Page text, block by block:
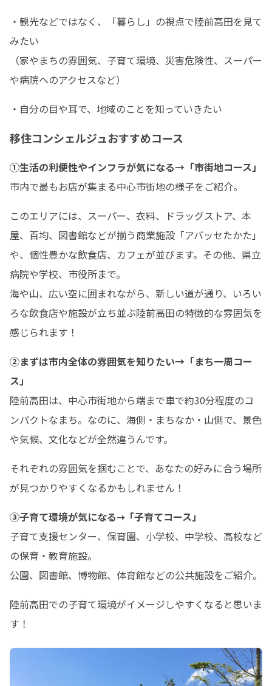
・観光などではなく、「暮らし」の視点で陸前高田を見て
みたい
（家やまちの雰囲気、子育て環境、災害危険性、スーパー
や病院へのアクセスなど）
・自分の目や耳で、地域のことを知っていきたい
移住コンシェルジュおすすめコース
①生活の利便性やインフラが気になる→「市街地コース」
市内で最もお店が集まる中心市街地の様子をご紹介。
このエリアには、スーパー、衣料、ドラッグストア、本
屋、百均、図書館などが揃う商業施設「アバッセたかた」
や、個性豊かな飲食店、カフェが並びます。その他、県立
病院や学校、市役所まで。
海や山、広い空に囲まれながら、新しい道が通り、いろい
ろな飲食店や施設が立ち並ぶ陸前高田の特徴的な雰囲気を
感じられます！
②まずは市内全体の雰囲気を知りたい→「まち一周コー
ス」
陸前高田は、中心市街地から端まで車で約30分程度のコ
ンパクトなまち。なのに、海側・まちなか・山側で、景色
や気候、文化などが全然違うんです。
それぞれの雰囲気を掴むことで、あなたの好みに合う場所
が見つかりやすくなるかもしれません！
③子育て環境が気になる➝「子育てコース」
子育て支援センター、保育園、小学校、中学校、高校など
の保育・教育施設。
公園、図書館、博物館、体育館などの公共施設をご紹介。
陸前高田での子育て環境がイメージしやすくなると思いま
す！